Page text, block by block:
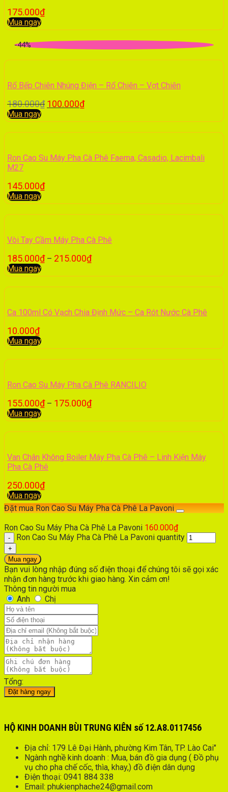
175.000₫
Mua ngay
-44%
Rổ Bếp Chiên Nhúng Điện – Rổ Chiên – Vợt Chiên
180.000₫ 100.000₫
Mua ngay
Ron Cao Su Máy Pha Cà Phê Faema, Casadio, Lacimbali
M27
145.000₫
Mua ngay
Vòi Tay Cầm Máy Pha Cà Phê
185.000₫– 215.000₫
Mua ngay
Ca 100ml Có Vạch Chia Định Mức – Ca Rót Nước Cà Phê
10.000₫
Mua ngay
Ron Cao Su Máy Pha Cà Phê RANCILIO
155.000₫– 175.000₫
Mua ngay
Van Chân Không Boiler Máy Pha Cà Phê – Linh Kiện Máy
Pha Cà Phê
250.000₫
Mua ngay
Đặt mua Ron Cao Su Máy Pha Cà Phê La Pavoni
Ron Cao Su Máy Pha Cà Phê La Pavoni 160.000₫
Ron Cao Su Máy Pha Cà Phê La Pavoni quantity
Mua ngay
Bạn vui lòng nhập đúng số điện thoại để chúng tôi sẽ gọi xác
nhận đơn hàng trước khi giao hàng. Xin cảm ơn!
Thông tin người mua
Anh
Chị
Tổng:
Đặt hàng ngay
HỘ KINH DOANH BÙI TRUNG KIÊN số 12.A8.0117456
Địa chỉ: 179 Lê Đại Hành, phường Kim Tân, TP. Lào Cai"
Ngành nghề kinh doanh : Mua, bán đồ gia dụng ( Đồ phụ
vụ cho pha chế cốc, thìa, khay,) đồ điện dân dụng
Điện thoại: 0941 884 338
Email: phukienphache24@gmail.com